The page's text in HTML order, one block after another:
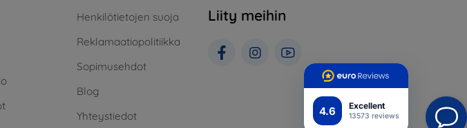
4.6 Excellent
13573 reviews
Henkilötietojen suoja
Reklamaatiopolitiikka
Sopimusehdot
Blog
Yhteystiedot
Liity meihin